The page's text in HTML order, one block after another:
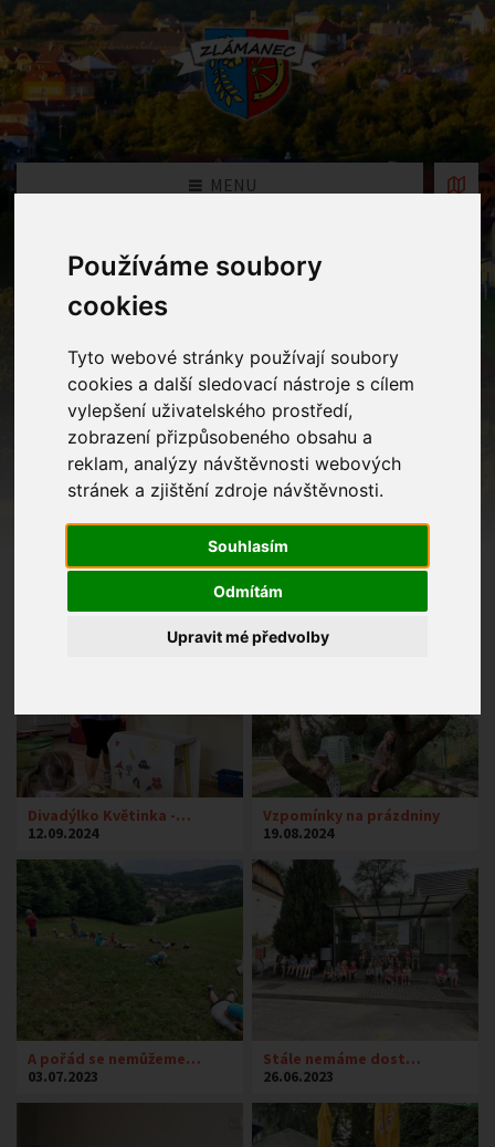
Používáme soubory
cookies
Tyto webové stránky používají soubory
cookies a další sledovací nástroje s cílem
vylepšení uživatelského prostředí,
zobrazení přizpůsobeného obsahu a
reklam, analýzy návštěvnosti webových
stránek a zjištění zdroje návštěvnosti.
Souhlasím
Odmítám
Upravit mé předvolby
MENU
Fotogalerie
Divadýlko Květinka -…
12.09.2024
Vzpomínky na prázdniny
19.08.2024
A pořád se nemůžeme…
03.07.2023
Stále nemáme dost…
26.06.2023